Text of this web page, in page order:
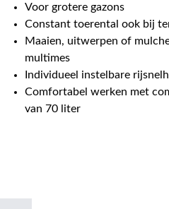
Voor grotere gazons
Constant toerental ook bij
Maaien, uitwerpen of
multimes
Individueel instelbare
Comfortabel werken met
van 70 liter